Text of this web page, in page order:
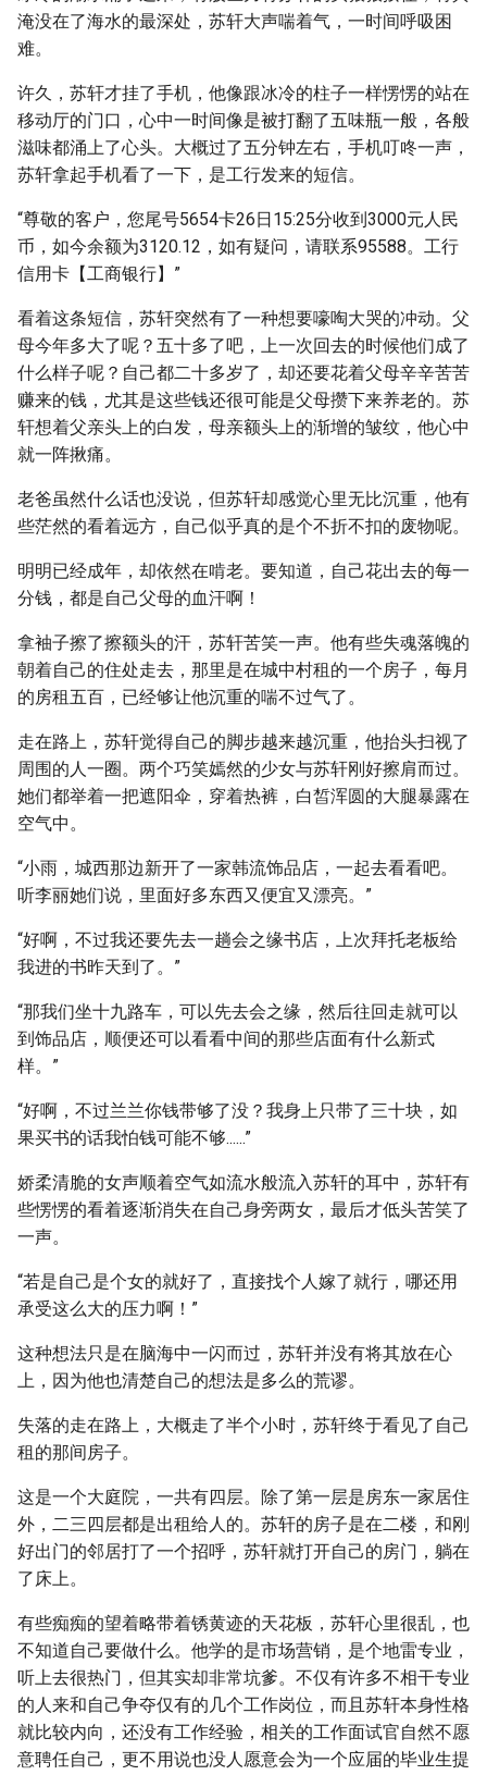
淹没在了海水的最深处，苏轩大声喘着气，一时间呼吸困
难。
许久，苏轩才挂了手机，他像跟冰冷的柱子一样愣愣的站在
移动厅的门口，心中一时间像是被打翻了五味瓶一般，各般
滋味都涌上了心头。大概过了五分钟左右，手机叮咚一声，
苏轩拿起手机看了一下，是工行发来的短信。
“尊敬的客户，您尾号5654卡26日15:25分收到3000元人民
币，如今余额为3120.12，如有疑问，请联系95588。工行
信用卡【工商银行】”
看着这条短信，苏轩突然有了一种想要嚎啕大哭的冲动。父
母今年多大了呢？五十多了吧，上一次回去的时候他们成了
什么样子呢？自己都二十多岁了，却还要花着父母辛辛苦苦
赚来的钱，尤其是这些钱还很可能是父母攒下来养老的。苏
轩想着父亲头上的白发，母亲额头上的渐增的皱纹，他心中
就一阵揪痛。
老爸虽然什么话也没说，但苏轩却感觉心里无比沉重，他有
些茫然的看着远方，自己似乎真的是个不折不扣的废物呢。
明明已经成年，却依然在啃老。要知道，自己花出去的每一
分钱，都是自己父母的血汗啊！
拿袖子擦了擦额头的汗，苏轩苦笑一声。他有些失魂落魄的
朝着自己的住处走去，那里是在城中村租的一个房子，每月
的房租五百，已经够让他沉重的喘不过气了。
走在路上，苏轩觉得自己的脚步越来越沉重，他抬头扫视了
周围的人一圈。两个巧笑嫣然的少女与苏轩刚好擦肩而过。
她们都举着一把遮阳伞，穿着热裤，白皙浑圆的大腿暴露在
空气中。
“小雨，城西那边新开了一家韩流饰品店，一起去看看吧。
听李丽她们说，里面好多东西又便宜又漂亮。”
“好啊，不过我还要先去一趟会之缘书店，上次拜托老板给
我进的书昨天到了。”
“那我们坐十九路车，可以先去会之缘，然后往回走就可以
到饰品店，顺便还可以看看中间的那些店面有什么新式
样。”
“好啊，不过兰兰你钱带够了没？我身上只带了三十块，如
果买书的话我怕钱可能不够......”
娇柔清脆的女声顺着空气如流水般流入苏轩的耳中，苏轩有
些愣愣的看着逐渐消失在自己身旁两女，最后才低头苦笑了
一声。
“若是自己是个女的就好了，直接找个人嫁了就行，哪还用
承受这么大的压力啊！”
这种想法只是在脑海中一闪而过，苏轩并没有将其放在心
上，因为他也清楚自己的想法是多么的荒谬。
失落的走在路上，大概走了半个小时，苏轩终于看见了自己
租的那间房子。
这是一个大庭院，一共有四层。除了第一层是房东一家居住
外，二三四层都是出租给人的。苏轩的房子是在二楼，和刚
好出门的邻居打了一个招呼，苏轩就打开自己的房门，躺在
了床上。
有些痴痴的望着略带着锈黄迹的天花板，苏轩心里很乱，也
不知道自己要做什么。他学的是市场营销，是个地雷专业，
听上去很热门，但其实却非常坑爹。不仅有许多不相干专业
的人来和自己争夺仅有的几个工作岗位，而且苏轩本身性格
就比较内向，还没有工作经验，相关的工作面试官自然不愿
意聘任自己，更不用说也没人愿意会为一个应届的毕业生提